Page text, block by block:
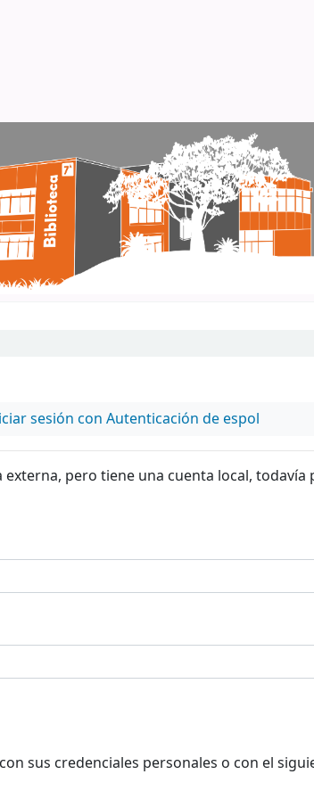
sesión con Autenticación de espol
externa, pero tiene una cuenta local, todavía
sus credenciales personales o con el